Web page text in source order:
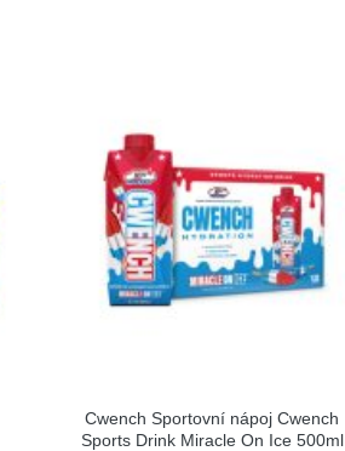
Cwench Sportovní nápoj Cwench
Sports Drink Miracle On Ice 500ml